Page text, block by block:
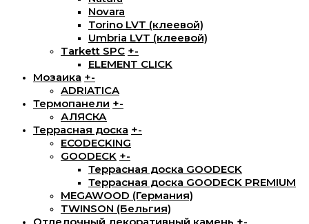
Novara
Torino LVT (клеевой)
Umbria LVT (клеевой)
Tarkett SPC +-
ELEMENT CLICK
Мозаика +-
ADRIATICA
Термопанели +-
АЛЯСКА
Террасная доска +-
ECODECKING
GOODECK +-
Террасная доска GOODECK
Террасная доска GOODECK PREMIUM
MEGAWOOD (Германия)
TWINSON (Бельгия)